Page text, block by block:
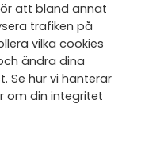
del
att bland annat
trafiken på
vilka cookies
ändra dina
Se hur vi hanterar
om din integritet